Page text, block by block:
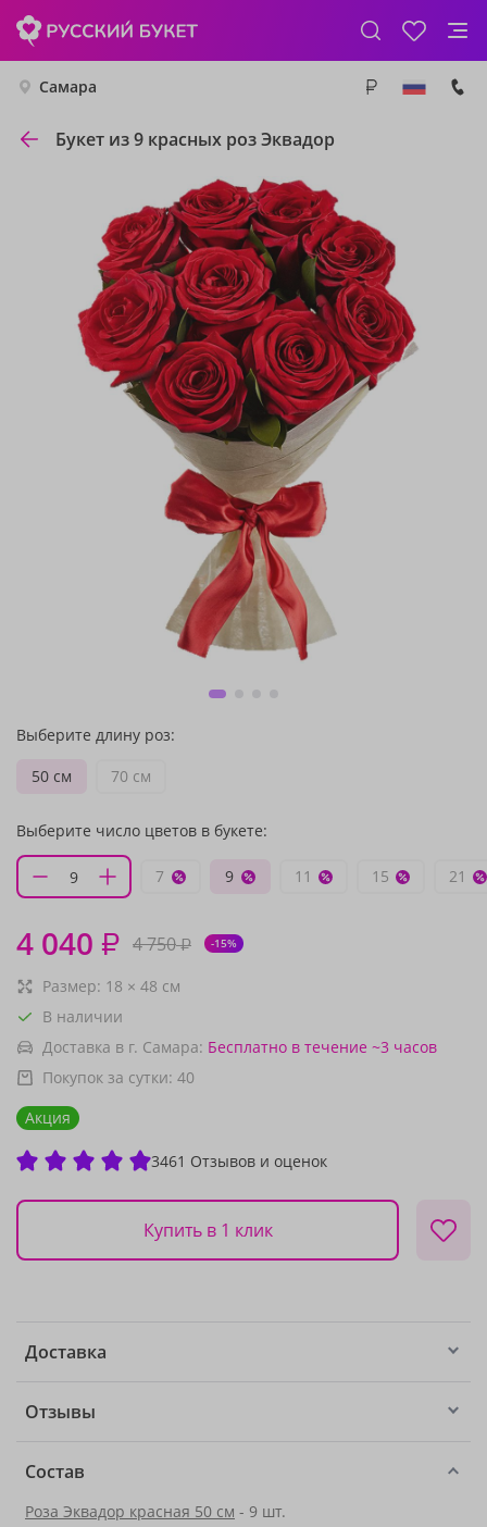
Самара
Букет из 9 красных роз Эквадор
Выберите длину роз:
50 см
70 см
Выберите число цветов в букете:
7 9 11 15 21
4 040 ₽ 4 750₽ -15%
Размер: 18 × 48 см
В наличии
Доставка в г. Самара: Бесплатно в течение ~3 часов
Покупок за сутки: 40
Акция
3461 Отзывов и оценок
Купить в 1 клик
Доставка
Отзывы
Состав
Роза Эквадор красная 50 см - 9 шт.